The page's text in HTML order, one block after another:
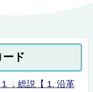
ド
．総説【 1. 沿革